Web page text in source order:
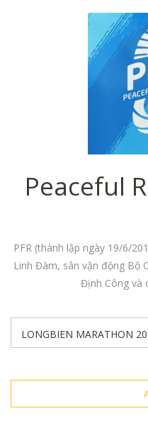
Peaceful
PFR (thành lập ngày 19/6/
Linh Đàm, sân vận động Bộ
Định Công và